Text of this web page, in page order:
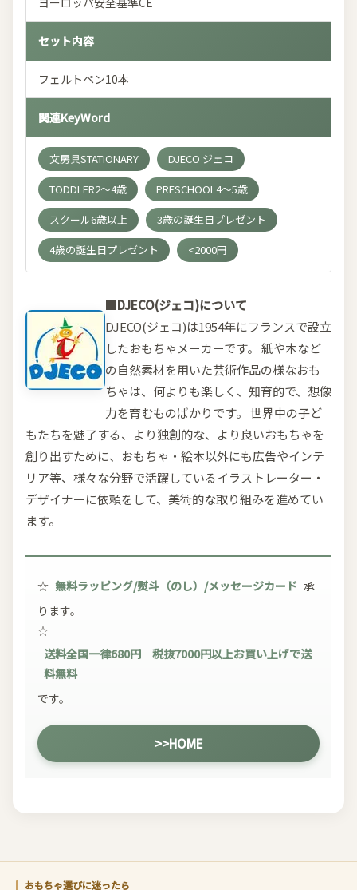
セット内容
フェルトペン10本
関連KeyWord
文房具STATIONARY
DJECO ジェコ
TODDLER2～4歳
PRESCHOOL4～5歳
スクール6歳以上
3歳の誕生日プレゼント
4歳の誕生日プレゼント
<2000円
■DJECO(ジェコ)について
DJECO(ジェコ)は1954年にフランスで設立
したおもちゃメーカーです。 紙や木など
の自然素材を用いた芸術作品の様なおも
ちゃは、何よりも楽しく、知育的で、想像
力を育むものばかりです。 世界中の子ど
もたちを魅了する、より独創的な、より良いおもちゃを
創り出すために、おもちゃ・絵本以外にも広告やインテ
リア等、様々な分野で活躍しているイラストレーター・
デザイナーに依頼をして、美術的な取り組みを進めてい
ます。
☆ 無料ラッピング/熨斗（のし）/メッセージカード 承
ります。
☆
送料全国一律680円 税抜7000円以上お買い上げで送
料無料
です。
>>HOME
おもちゃ選びに迷ったら